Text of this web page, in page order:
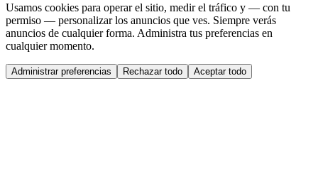
Usamos cookies para operar el sitio, medir el tráfico y — con tu
permiso — personalizar los anuncios que ves. Siempre verás
anuncios de cualquier forma. Administra tus preferencias en
cualquier momento.
Administrar preferencias Rechazar todo Aceptar todo